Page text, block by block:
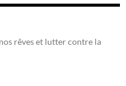
rêves et lutter contre la